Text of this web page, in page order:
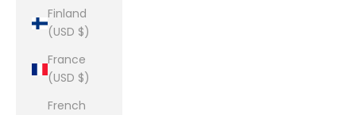
Finland
(USD $)
France
(USD $)
French